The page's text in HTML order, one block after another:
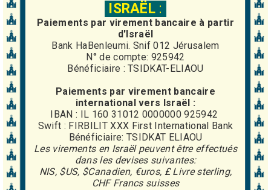
ISRAËL :
Paiements par virement bancaire à partir
d'Israël
Bank HaBenleumi. Snif 012 Jérusalem
N° de compte: 925942
Bénéficiaire : TSIDKAT-ELIAOU
Paiements par virement bancaire
international vers Israël :
IBAN : IL 160 31012 0000000 925942
Swift : FIRBILIT XXX First International Bank
Bénéficiaire: TSIDKAT ELIAOU
Les virements en Israël peuvent être effectués
dans les devises suivantes:
NIS, $US, $Canadien, €uros, £ Livre sterling,
CHF Francs suisses